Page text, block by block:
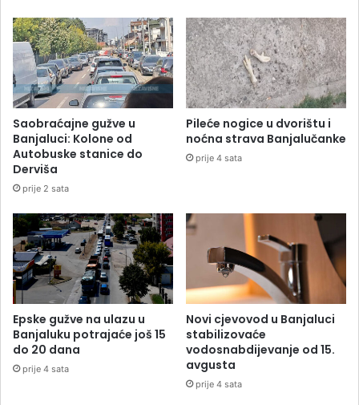
Saobraćajne gužve u
Banjaluci: Kolone od
Autobuske stanice do
Derviša
prije 2 sata
Pileće nogice u dvorištu i
noćna strava Banjalučanke
prije 4 sata
Epske gužve na ulazu u
Banjaluku potrajaće još 15
do 20 dana
prije 4 sata
Novi cjevovod u Banjaluci
stabilizovaće
vodosnabdijevanje od 15.
avgusta
prije 4 sata